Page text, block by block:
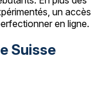
un accès
en ligne.
Suisse